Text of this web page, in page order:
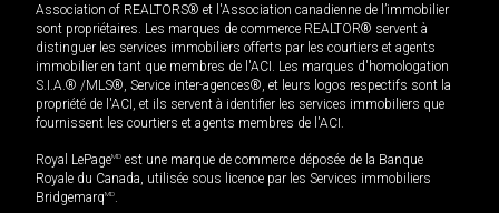
Association of REALTORS® et l'Association canadienne de l’immobilier
sont propriétaires. Les marques de commerce REALTOR® servent à
distinguer les services immobiliers offerts par les courtiers et agents
immobilier en tant que membres de l'ACI. Les marques d'homologation
S.I.A.® /MLS®, Service inter-agences®, et leurs logos respectifs sont la
propriété de l'ACI, et ils servent à identifier les services immobiliers que
fournissent les courtiers et agents membres de l'ACI.
Royal LePageMD est une marque de commerce déposée de la Banque
Royale du Canada, utilisée sous licence par les Services immobiliers
BridgemarqMD